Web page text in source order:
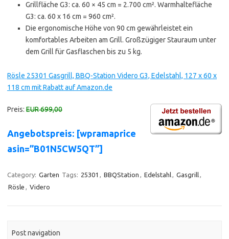
Grillfläche G3: ca. 60 × 45 cm = 2.700 cm². Warmhaltefläche
G3: ca. 60 x 16 cm = 960 cm².
Die ergonomische Höhe von 90 cm gewährleistet ein
komfortables Arbeiten am Grill. Großzügiger Stauraum unter
dem Grill für Gasflaschen bis zu 5 kg.
Rösle 25301 Gasgrill, BBQ-Station Videro G3, Edelstahl, 127 x 60 x
118 cm mit Rabatt auf Amazon.de
Preis: EUR 699,00
Angebotspreis: [wpramaprice
asin=”B01N5CW5QT”]
Category: Garten Tags: 25301 , BBQStation , Edelstahl, Gasgrill,
Rösle , Videro
Post navigation